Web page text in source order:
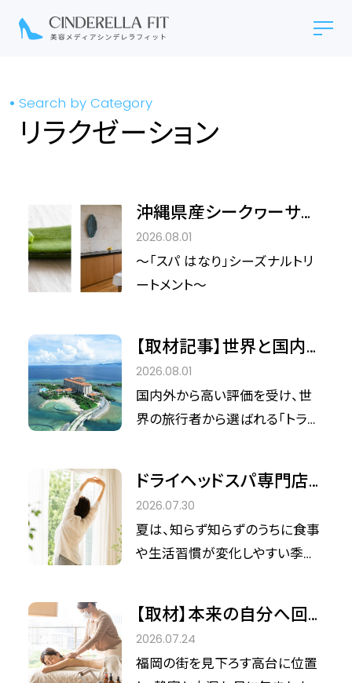
Search by Category
リラクゼーション
沖縄県産シークヮーサー
の香りに包まれ、日差し
を浴びた肌をやさしく整
える90分 「Seragaki
を8月1日より提供開始
2026.08.01
～「スパ はなり」シーズナルトリ
ートメント～
【取材記事】世界と国内の
旅人を魅了し続ける理由
――「ハイアット リージェンシ
ー 瀬良垣アイランド 沖
と”の贅沢なウェルネス滞
在
2026.08.01
国内外から高い評価を受け、世
界の旅行者から選ばれる「トラベ
ートに基づくJTB「2025年度サー
ビス最優秀旅館・ホテル」沖縄エ
リアの優秀賞（大規模施設部門）
のダブル受賞を果たした「ハイア
ランド 沖縄」。 沖縄県恩納村の海
に浮かぶ「瀬良垣島」という島ま
るごとのロケーションを活かし、
訪れる人に“心和む満ち足りた時
ドライヘッドスパ専門店
が提案する、夏のコンディ
ションづくり
2026.07.30
夏は、知らず知らずのうちに食事
や生活習慣が変化しやすい季節
て、寒暖差に身体がついていかな
いと感じる人も少なくありませ
ん。 また、冷たい飲み物を飲む機
【取材】本来の自分へ回
帰するサンクチュアリ。福
岡・HILLTOP SPAで叶え
2026.07.24
福岡の街を見下ろす高台に位置